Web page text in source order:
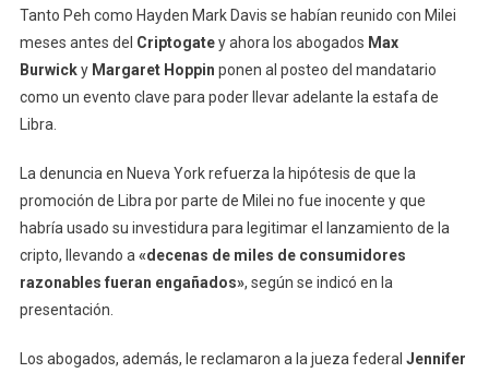
Tanto Peh como Hayden Mark Davis se habían reunido con Milei
meses antes del Criptogatey ahora los abogados Max
Burwicky Margaret Hoppin ponen al posteo del mandatario
como un evento clave para poder llevar adelante la estafa de
Libra.
La denuncia en Nueva York refuerza la hipótesis de que la
promoción de Libra por parte de Milei no fue inocente y que
habría usado su investidura para legitimar el lanzamiento de la
cripto, llevando a «decenas de miles de consumidores
razonables fueran engañados», según se indicó en la
presentación.
Los abogados, además, le reclamaron a la jueza federal Jennifer